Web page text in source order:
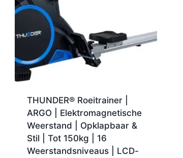
THUNDER® Roeitrainer |
ARGO | Elektromagnetische
Weerstand | Opklapbaar &
Stil | Tot 150kg | 16
Weerstandsniveaus | LCD-